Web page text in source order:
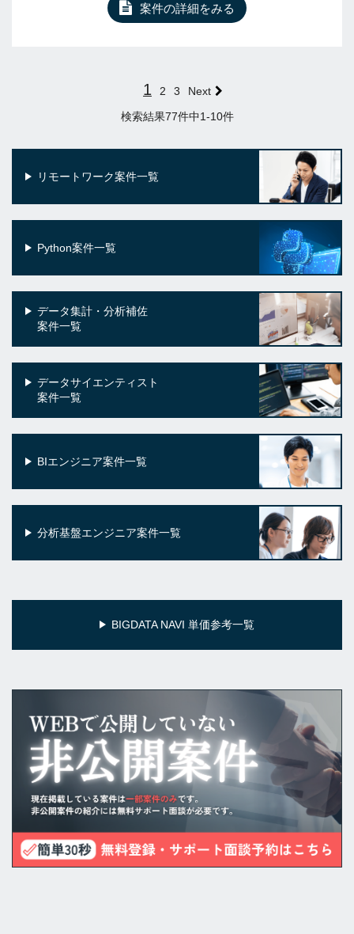
案件の詳細をみる
1 2 3 Next
検索結果77件中1-10件
リモートワーク案件一覧
Python案件一覧
データ集計・分析補佐
案件一覧
データサイエンティスト
案件一覧
BIエンジニア案件一覧
分析基盤エンジニア案件一覧
BIGDATA NAVI 単価参考一覧